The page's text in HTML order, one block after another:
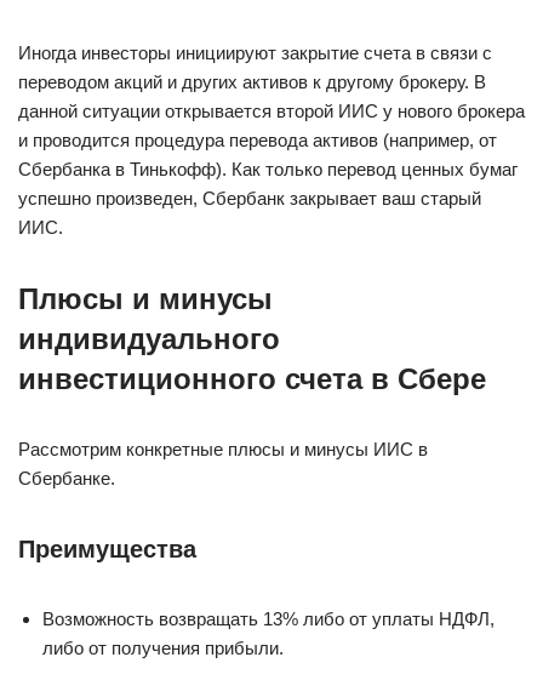
Иногда инвесторы инициируют закрытие счета в связи с
переводом акций и других активов к другому брокеру. В
данной ситуации открывается второй ИИС у нового брокера
и проводится процедура перевода активов (например, от
Сбербанка в Тинькофф). Как только перевод ценных бумаг
успешно произведен, Сбербанк закрывает ваш старый
ИИС.
Плюсы и минусы
индивидуального
инвестиционного счета в Сбере
Рассмотрим конкретные плюсы и минусы ИИС в
Сбербанке.
Преимущества
Возможность возвращать 13% либо от уплаты НДФЛ,
либо от получения прибыли.